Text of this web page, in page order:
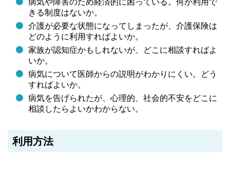
病気や障害のため経済的に困っている。何か利用で
きる制度はないか。
介護が必要な状態になってしまったが、介護保険は
どのように利用すればよいか。
家族が認知症かもしれないが、どこに相談すればよ
いか。
病気について医師からの説明がわかりにくい。どう
すればよいか。
病気を告げられたが、心理的、社会的不安をどこに
相談したらよいかわからない。
利用方法